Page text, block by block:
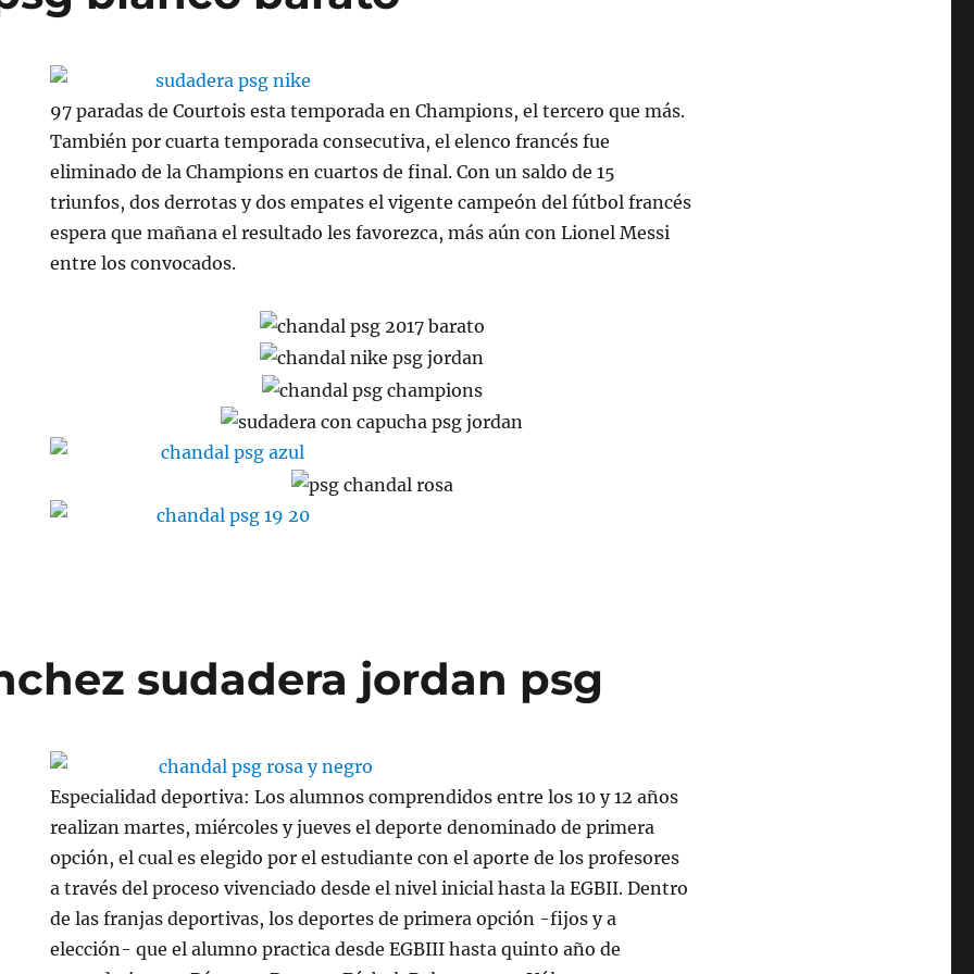
97 paradas de Courtois esta temporada en Champions, el tercero que más.
También por cuarta temporada consecutiva, el elenco francés fue
eliminado de la Champions en cuartos de final. Con un saldo de 15
triunfos, dos derrotas y dos empates el vigente campeón del fútbol francés
espera que mañana el resultado les favorezca, más aún con Lionel Messi
entre los convocados.
sudadera jordan psg
Especialidad deportiva: Los alumnos comprendidos entre los 10 y 12 años
realizan martes, miércoles y jueves el deporte denominado de primera
opción, el cual es elegido por el estudiante con el aporte de los profesores
a través del proceso vivenciado desde el nivel inicial hasta la EGBII. Dentro
de las franjas deportivas, los deportes de primera opción -fijos y a
elección- que el alumno practica desde EGBIII hasta quinto año de